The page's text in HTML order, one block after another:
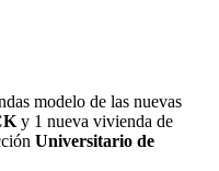
modelo de las nuevas
y 1 nueva vivienda de
Universitario de